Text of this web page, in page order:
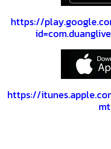
https://
https://